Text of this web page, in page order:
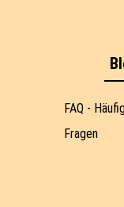
FAQ -
Fragen